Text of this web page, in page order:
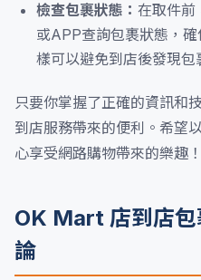
檢查包裹狀態： 在取件前
或APP查詢包裹狀態，
樣可以避免到店後發現包
只要你掌握了正確的資訊和
到店服務帶來的便利。希望
心享受網路購物帶來的樂趣！
OK Mart 店到店
論